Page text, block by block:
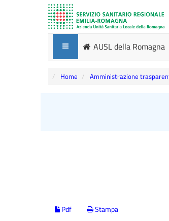
AUSL della Romagna
Home Amministrazione
Pdf Stampa